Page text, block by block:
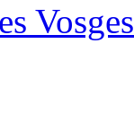
Vosges